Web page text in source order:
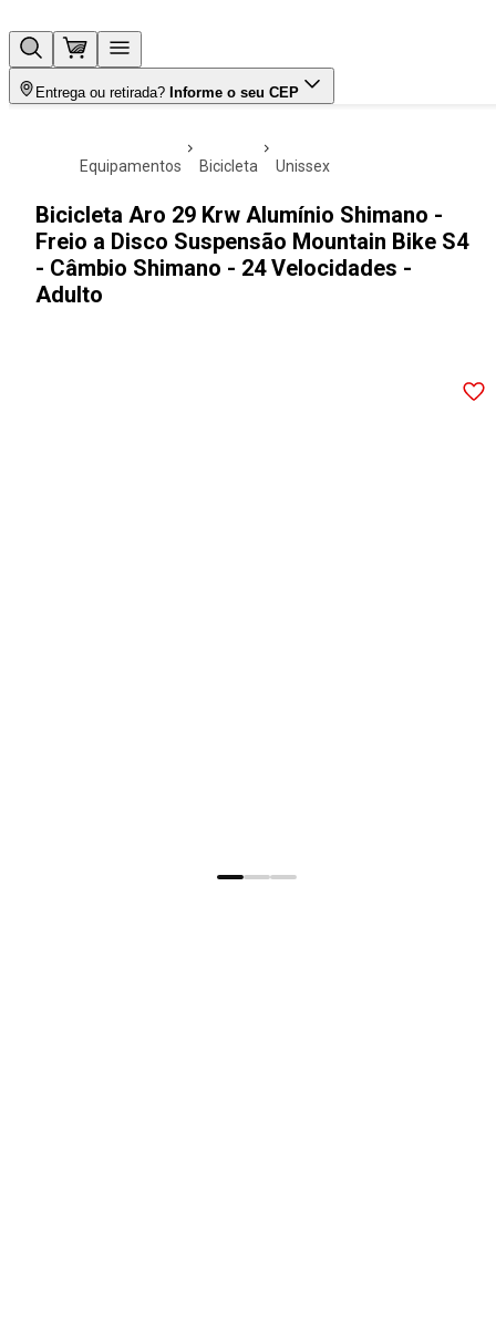
Entrega ou retirada? Informe o seu CEP
equipamentos bicicleta unissex
Bicicleta Aro 29 Krw Alumínio Shimano -
Freio a Disco Suspensão Mountain Bike S4
- Câmbio Shimano - 24 Velocidades -
Adulto